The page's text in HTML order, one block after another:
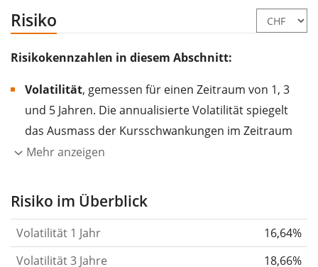
Risiko
Risikokennzahlen in diesem Abschnitt:
Volatilität, gemessen für einen Zeitraum von 1, 3
und 5 Jahren. Die annualisierte Volatilität spiegelt
das Ausmass der Kursschwankungen im Zeitraum
eines Jahres wider.
Aktie, des ETF, usw.) in der Vergangenheit
gelten im Allgemeinen als risikoreicher. Wir
berechnen die Volatilität auf Basis der Daten der
Mehr anzeigen
Risiko im Überblick
Volatilität 1 Jahr
16,64%
Volatilität 3 Jahre
18,66%